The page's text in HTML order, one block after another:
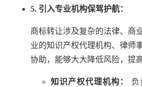
5. 引入专业机构保驾护航：
商标转让涉及复杂的法律、商
业的知识产权代理机构、律师
协助，能够大大降低风险，提
知识产权代理机构：
负